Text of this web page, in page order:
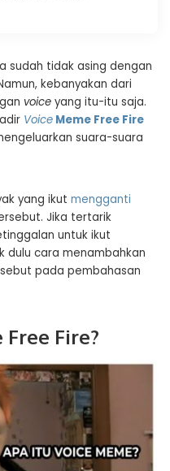
sudah tidak asing dengan
kebanyakan dari
voice yang itu-itu saja.
Voice Meme Free Fire
suara-suara
yang ikut mengganti
Jika tertarik
untuk ikut
dulu cara menambahkan
pada pembahasan
Fire?